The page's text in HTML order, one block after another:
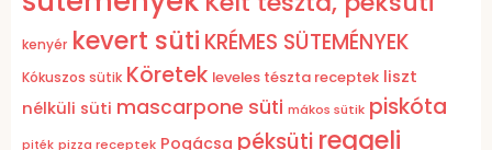
kenyér kevert süti KRÉMES SÜTEMÉNYEK
Kókuszos sütik Köretek leveles tészta receptek liszt
nélküli süti mascarpone süti mákos sütik piskóta
piték pizza receptek Pogácsa péksüti reggeli